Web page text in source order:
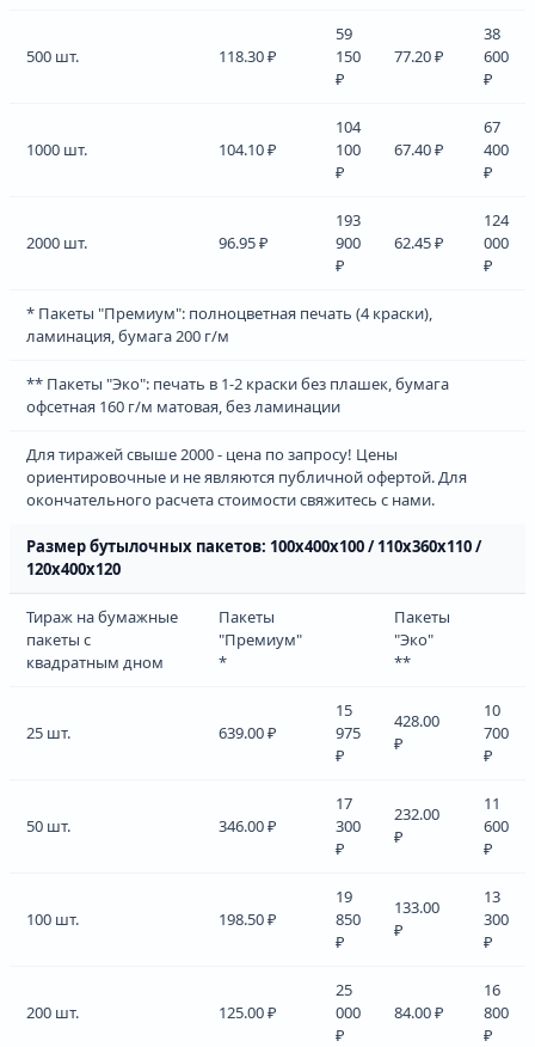
500 шт. 118.30 ₽
59
150
₽
77.20 ₽
38
600
₽
1000 шт. 104.10 ₽
104
100
₽
67.40 ₽
67
400
₽
2000 шт. 96.95 ₽
193
900
₽
62.45 ₽
124
000
₽
* Пакеты "Премиум": полноцветная печать (4 краски),
ламинация, бумага 200 г/м
** Пакеты "Эко": печать в 1-2 краски без плашек, бумага
офсетная 160 г/м матовая, без ламинации
Для тиражей свыше 2000 - цена по запросу! Цены
ориентировочные и не являются публичной офертой. Для
окончательного расчета стоимости свяжитесь с нами.
Размер бутылочных пакетов: 100х400х100 / 110х360х110 /
120х400х120
Тираж на бумажные
пакеты с
квадратным дном
Пакеты
"Премиум"
*
Пакеты
"Эко"
**
25 шт. 639.00 ₽
15
975
₽
428.00
₽
10
700
₽
50 шт. 346.00 ₽
17
300
₽
232.00
₽
11
600
₽
100 шт. 198.50 ₽
19
850
₽
133.00
₽
13
300
₽
200 шт. 125.00 ₽
25
000
₽
84.00 ₽
16
800
₽